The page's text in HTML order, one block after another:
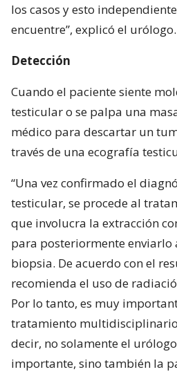
los casos y esto
encuentre”, explicó el urólogo.
Detección
Cuando el paciente siente
testicular o se palpa una
médico para descartar un
través de una ecografía
“Una vez confirmado el
testicular, se procede al
que involucra la extracción
para posteriormente enviarlo
biopsia. De acuerdo con el
recomienda el uso de
Por lo tanto, es muy
tratamiento multidisciplinario
decir, no solamente el
importante, sino también la